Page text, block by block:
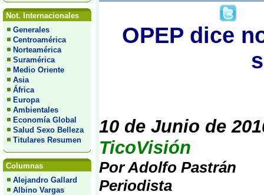
Not. Internacionales
Generales
Centroamérica
Norteamérica
Suramérica
Medio Oriente
Asia
África
Europa
Ambientales
Economía Global
Salud Sexo Belleza
Titulares Resumen
Columnas
Alejandro Gallard
Albino Vargas
OPEP dice
10 de Junio de
TicoVisión
Por Adolfo Pastrán
Periodista